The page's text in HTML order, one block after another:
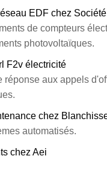
EDF chez
de compteurs
photovoltaïques.
F2v électricité
aux appels
chez
automatisés.
chez Aei